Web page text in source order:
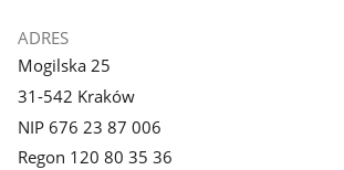
ADRES
Mogilska 25
31-542 Kraków
NIP 676 23 87 006
Regon 120 80 35 36